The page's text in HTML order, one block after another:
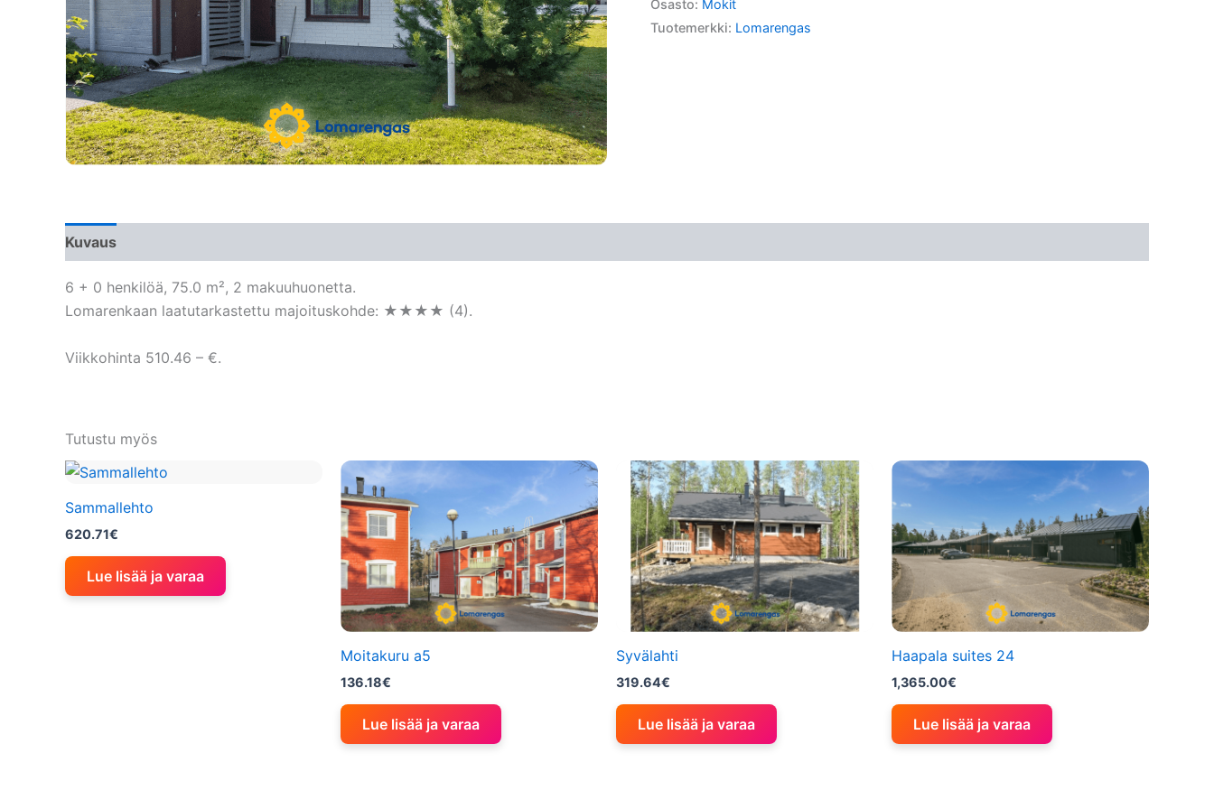
Osasto: Mokit
Tuotemerkki: Lomarengas
Kuvaus
6 + 0 henkilöä, 75.0 m², 2 makuuhuonetta.
Lomarenkaan laatutarkastettu majoituskohde: ★★★★ (4).
Viikkohinta 510.46 – €.
Tutustu myös
Sammallehto
620.71€
Lue lisää ja varaa
Moitakuru a5
136.18€
Lue lisää ja varaa
Syvälahti
319.64€
Lue lisää ja varaa
Haapala suites 24
1,365.00€
Lue lisää ja varaa